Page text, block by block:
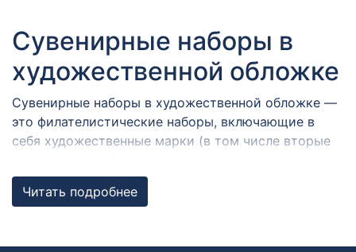
Сувенирные наборы в
художественной обложке
Сувенирные наборы в художественной обложке —
это филателистические наборы, включающие в
себя художественные марки (в том числе вторые
гашениями в разных городах России,
объединенные общей темой. Художественная
Читать подробнее